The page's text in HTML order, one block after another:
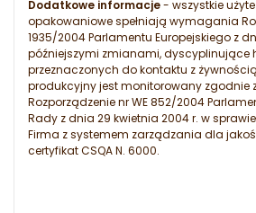
Dodatkowe informacje- wszystkie
opakowaniowe spełniają wymagania
1935/2004 Parlamentu Europejskiego z
późniejszymi zmianami, dyscyplinujące
przeznaczonych do kontaktu z
produkcyjny jest monitorowany zgodnie
Rozporządzenie nr WE 852/2004
Rady z dnia 29 kwietnia 2004 r. w
Firma z systemem zarządzania dla jakość
certyfikat CSQA N. 6000.